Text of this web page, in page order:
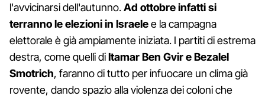
l'avvicinarsi dell'autunno.Ad ottobre infatti si
terranno le elezioni in Israelee la campagna
elettorale è già ampiamente iniziata. I partiti di estrema
destra, come quelli diItamar Ben Gvir e Bezalel
Smotrich, faranno di tutto per infuocare un clima già
rovente, dando spazio alla violenza dei coloni che